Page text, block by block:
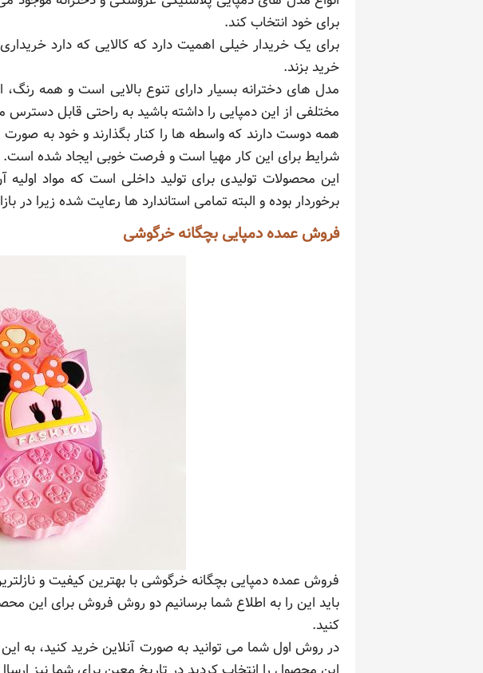
برای خود انتخاب کند.
برای یک خریدار خیلی اهمیت دارد که کالایی که دارد
خرید بزند.
مدل های دخترانه بسیار دارای تنوع بالایی است و همه
مختلفی از این دمپایی را داشته باشید به راحتی قابل دسترس
همه دوست دارند که واسطه ها را کنار بگذارند و خود به صورت
شرایط برای این کار مهیا است و فرصت خوبی ایجاد شده است.
این محصولات تولیدی برای تولید داخلی است که مواد
برخوردار بوده و البته تمامی استاندارد ها رعایت شده زیرا
فروش عمده دمپایی بچگانه خرگوشی
فروش عمده دمپایی بچگانه خرگوشی با بهترین کیفیت و
باید این را به اطلاع شما برسانیم دو روش فروش برای این
کنید.
در روش اول شما می توانید به صورت آنلاین خرید کنید، به